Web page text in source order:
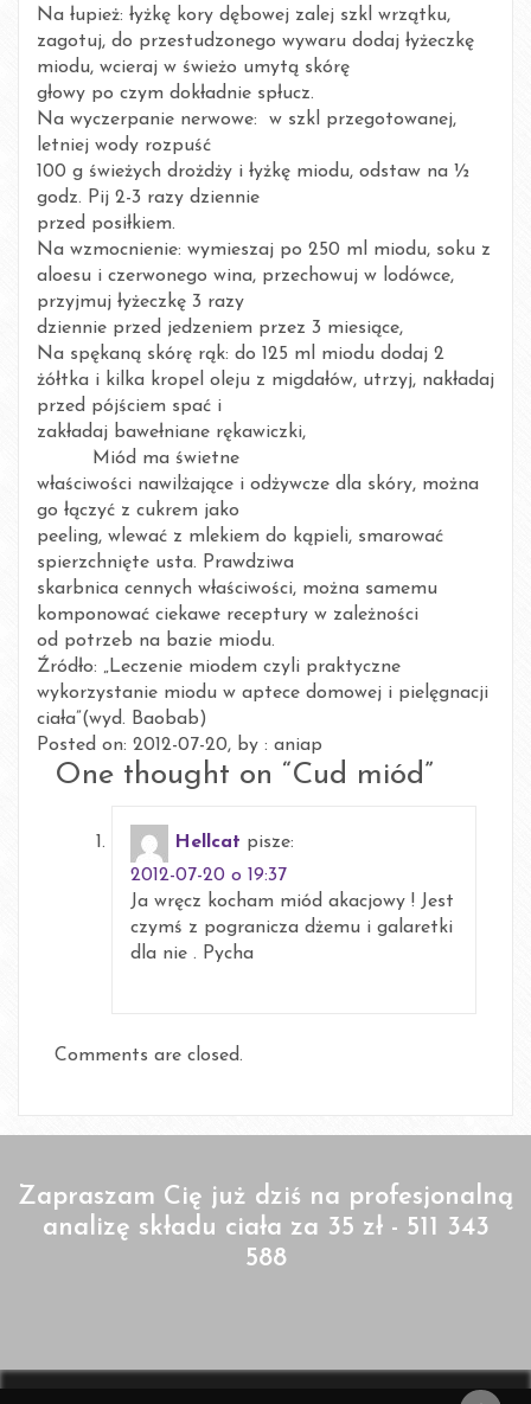
Na łupież: łyżkę kory dębowej zalej szkl wrzątku,
zagotuj, do przestudzonego wywaru dodaj łyżeczkę
miodu, wcieraj w świeżo umytą skórę
głowy po czym dokładnie spłucz.
Na wyczerpanie nerwowe: w szkl przegotowanej,
letniej wody rozpuść
100 g świeżych drożdży i łyżkę miodu, odstaw na ½
godz. Pij 2-3 razy dziennie
przed posiłkiem.
Na wzmocnienie: wymieszaj po 250 ml miodu, soku z
aloesu i czerwonego wina, przechowuj w lodówce,
przyjmuj łyżeczkę 3 razy
dziennie przed jedzeniem przez 3 miesiące,
Na spękaną skórę rąk: do 125 ml miodu dodaj 2
żółtka i kilka kropel oleju z migdałów, utrzyj, nakładaj
przed pójściem spać i
zakładaj bawełniane rękawiczki,
Miód ma świetne
właściwości nawilżające i odżywcze dla skóry, można
go łączyć z cukrem jako
peeling, wlewać z mlekiem do kąpieli, smarować
spierzchnięte usta. Prawdziwa
skarbnica cennych właściwości, można samemu
komponować ciekawe receptury w zależności
od potrzeb na bazie miodu.
Źródło: „Leczenie miodem czyli praktyczne
wykorzystanie miodu w aptece domowej i pielęgnacji
ciała”(wyd. Baobab)
Posted on: 2012-07-20, by : aniap
One thought on “Cud miód”
Hellcat pisze:
2012-07-20 o 19:37
Ja wręcz kocham miód akacjowy ! Jest
czymś z pogranicza dżemu i galaretki
dla nie . Pycha
Comments are closed.
Zapraszam Cię już dziś na profesjonalną
analizę składu ciała za 35 zł - 511 343
588